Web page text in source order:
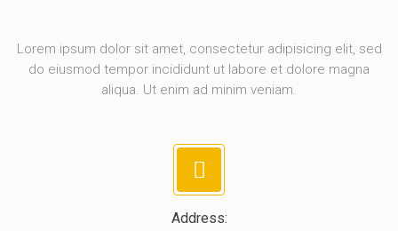
Lorem ipsum dolor sit amet, consectetur adipisicing elit, sed
do eiusmod tempor incididunt ut labore et dolore magna
aliqua. Ut enim ad minim veniam.
Address: